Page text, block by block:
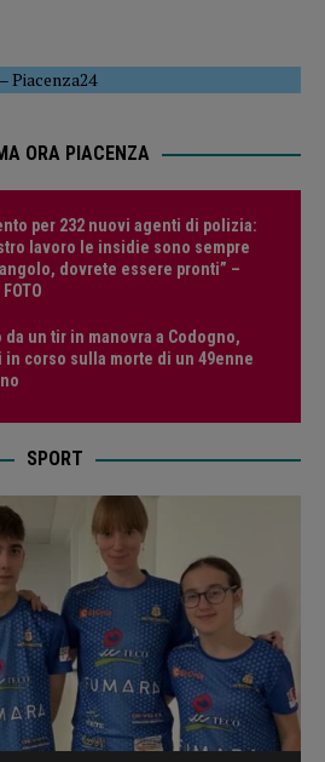
–Piacenza24
ORA PIACENZA
per 232 nuovi agenti di polizia:
lavoro le insidie sono sempre
dovrete essere pronti” –
da un tir in manovra a Codogno,
in corso sulla morte di un 49enne
SPORT